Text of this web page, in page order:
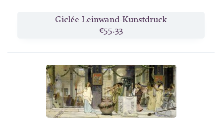
Giclée Leinwand-Kunstdruck
€55.33